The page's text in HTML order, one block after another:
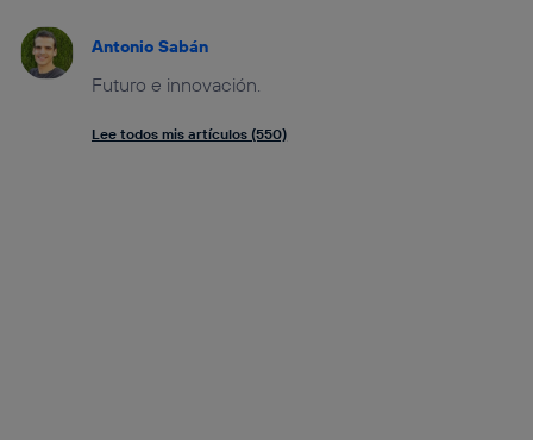
Antonio Sabán
Futuro e innovación.
Lee todos mis artículos (550)